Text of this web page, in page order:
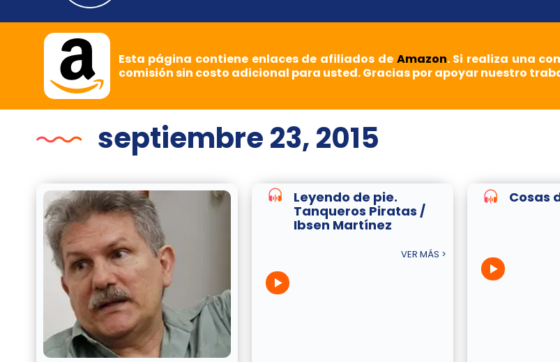
Esta página contiene enlaces de afiliados de Amazon. Si realiza una
comisión sin costo adicional para usted. Gracias por apoyar nuestro
septiembre 23, 2015
Leyendo de pie.
Tanqueros Piratas /
Ibsen Martínez
VER MÁS >
Cosas